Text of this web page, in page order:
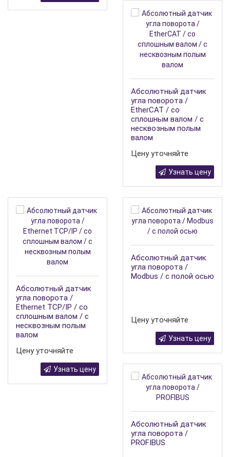
Абсолютный датчик
угла поворота /
EtherCAT / со
сплошным валом / с
несквозным полым
валом
Цену уточняйте
Узнать цену
Абсолютный датчик
угла поворота /
Ethernet TCP/IP / со
сплошным валом / с
несквозным полым
валом
Цену уточняйте
Узнать цену
Абсолютный датчик
угла поворота /
Modbus / с полой осью
Цену уточняйте
Узнать цену
Абсолютный датчик
угла поворота /
PROFIBUS